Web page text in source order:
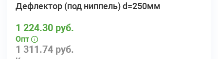
Дефлектор (под ниппель) d=250мм
1 311.74 руб.
1 224.30 руб.
Опт